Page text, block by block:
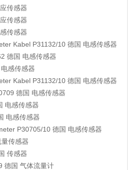
传感器
传感器
传感器
Kabel P31132/10 德国 电感传感器
德国 电感传感器
电感传感器
Kabel P31132/10 德国 电感传感器
德国 电感传感器
电感传感器
电感传感器
P30705/10 德国 电感传感器
量传感器
传感器
德国 气体流量计